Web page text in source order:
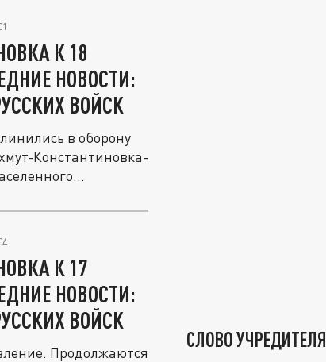
К 18
НОВОСТИ:
ВОЙСК
в оборону
Константиновка-
К 17
НОВОСТИ:
ВОЙСК
Продолжаются
СЛОВО УЧРЕДИТЕЛЯ